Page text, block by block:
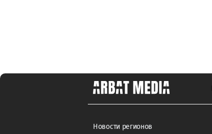
Новости регионов